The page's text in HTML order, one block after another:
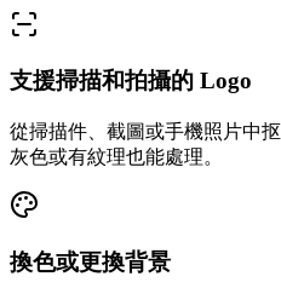
支援掃描和拍攝的 Logo
從掃描件、截圖或手機照片中
灰色或有紋理也能處理。
換色或更換背景